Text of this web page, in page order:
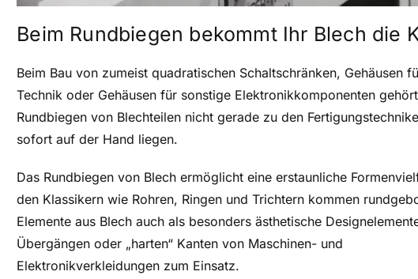
Beim Rundbiegen bekommt Ihr Blech die
Beim Bau von zumeist quadratischen Schaltschränken, Gehäusen
Technik oder Gehäusen für sonstige Elektronikkomponenten
Rundbiegen von Blechteilen nicht gerade zu den
sofort auf der Hand liegen.
Das Rundbiegen von Blech ermöglicht eine erstaunliche
den Klassikern wie Rohren, Ringen und Trichtern kommen
Elemente aus Blech auch als besonders ästhetische
Übergängen oder „harten“ Kanten von Maschinen- und
Elektronikverkleidungen zum Einsatz.